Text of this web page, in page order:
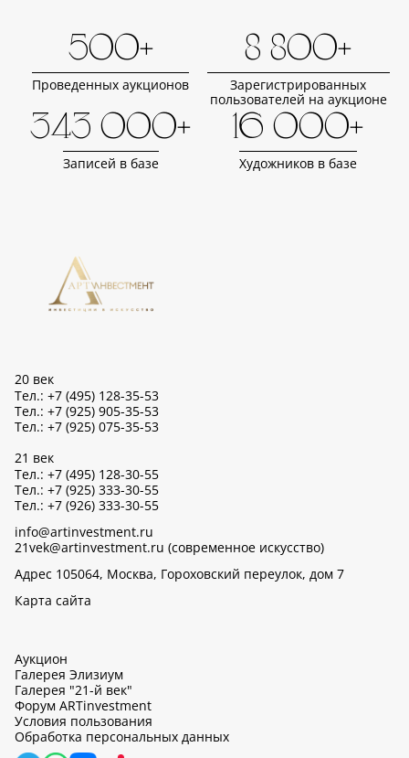
500+
Проведенных аукционов
8 800+
Зарегистрированных
пользователей на аукционе
343 000+
Записей в базе
16 000+
Художников в базе
20 век
Тел.: +7 (495) 128-35-53
Тел.: +7 (925) 905-35-53
Тел.: +7 (925) 075-35-53
21 век
Тел.: +7 (495) 128-30-55
Тел.: +7 (925) 333-30-55
Тел.: +7 (926) 333-30-55
info@artinvestment.ru
21vek@artinvestment.ru (современное искусство)
Адрес 105064, Москва, Гороховский переулок, дом 7
Карта сайта
Аукцион
Галерея Элизиум
Галерея "21-й век"
Форум ARTinvestment
Условия пользования
Обработка персональных данных